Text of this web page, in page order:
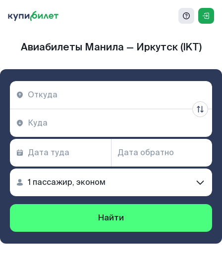
Авиабилеты Манила — Иркутск (IKT)
Найти